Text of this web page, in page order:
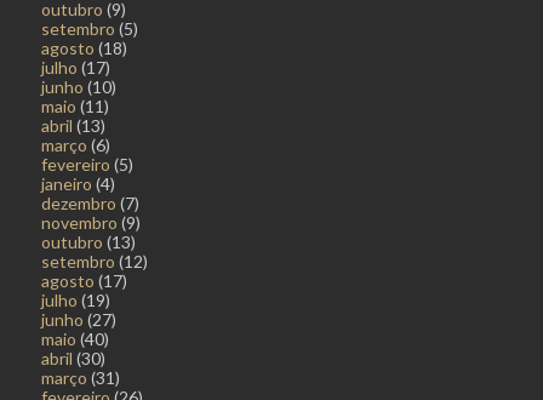
outubro (9)
setembro (5)
agosto (18)
julho (17)
junho (10)
maio (11)
abril (13)
março (6)
fevereiro (5)
janeiro (4)
dezembro (7)
novembro (9)
outubro (13)
setembro (12)
agosto (17)
julho (19)
junho (27)
maio (40)
abril (30)
março (31)